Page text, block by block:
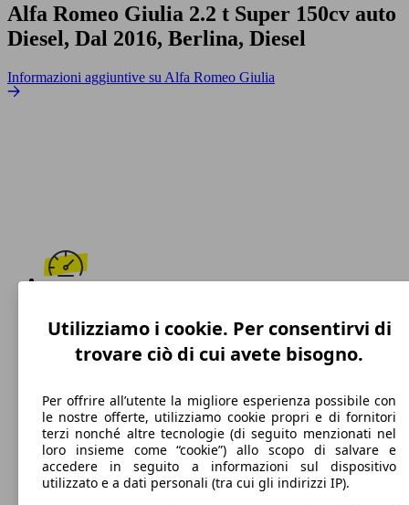
Alfa Romeo Giulia 2.2 t Super 150cv auto
Diesel, Dal 2016, Berlina, Diesel
Informazioni aggiuntive su Alfa Romeo Giulia
Diesel
Carburante
Utilizziamo i cookie. Per consentirvi di
trovare ciò di cui avete bisogno.
Per offrire all’utente la migliore esperienza possibile con
le nostre offerte, utilizziamo cookie propri e di fornitori
terzi nonché altre tecnologie (di seguito menzionati nel
loro insieme come “cookie”) allo scopo di salvare e
accedere in seguito a informazioni sul dispositivo
utilizzato e a dati personali (tra cui gli indirizzi IP).